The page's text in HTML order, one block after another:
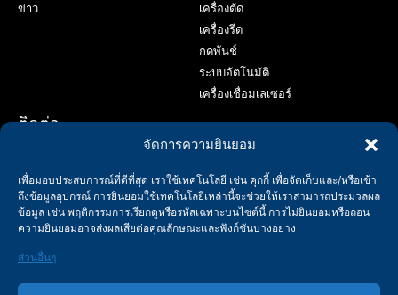
จัดการความยินยอม
เพื่อมอบประสบการณ์ที่ดีที่สุด เราใช้เทคโนโลยี เช่น คุกกี้ เพื่อจัดเก็บและ/หรือเข้า
ถึงข้อมูลอุปกรณ์ การยินยอมใช้เทคโนโลยีเหล่านี้จะช่วยให้เราสามารถประมวลผล
ข้อมูล เช่น พฤติกรรมการเรียกดูหรือรหัสเฉพาะบนไซต์นี้ การไม่ยินยอมหรือถอน
ความยินยอมอาจส่งผลเสียต่อคุณลักษณะและฟังก์ชันบางอย่าง
ส่วนอื่นๆ
ข่าว
เครื่องตัด
เครื่องรีด
กดพันช์
ระบบอัตโนมัติ
เครื่องเชื่อมเลเซอร์
ติดต่อ
info@shenchong.com
ถนน Tianshun, สวนอุตสาหกรรม Yangshan, อู๋ซี, มณฑลเจียงซู,
จีน 214156